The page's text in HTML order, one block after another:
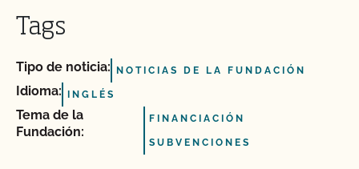
Tags
Tipo de noticia: NOTICIAS DE LA FUNDACIÓN
Idioma: INGLÉS
Tema de la
Fundación:
FINANCIACIÓN
SUBVENCIONES